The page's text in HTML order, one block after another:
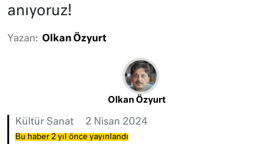
anıyoruz!
Yazan: Olkan Özyurt
Olkan Özyurt
Kültür Sanat 2 Nisan 2024
Bu haber 2 yıl önce yayınlandı